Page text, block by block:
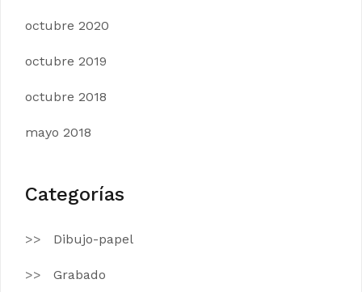
octubre 2020
octubre 2019
octubre 2018
mayo 2018
Categorías
Dibujo-papel
Grabado